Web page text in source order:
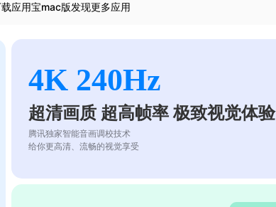
应用宝mac版发现更多应用
4K 240Hz
超清画质 超高帧率 极致视觉体验
腾讯独家智能音画调校技术
给你更高清、流畅的视觉享受